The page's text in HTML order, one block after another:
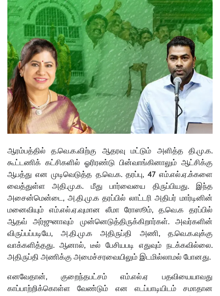
ஆரம்பத்தில் த.வெ.க.விற்கு ஆதரவு மட்டும் அளித்த தி.மு.க.
கூட்டணிக் கட்சிகளில் ஓரிரண்டு பின்வாங்கினாலும் ஆட்சிக்கு
ஆபத்து என முடிவெடுத்த த.வெ.க. தரப்பு, 47எம்.எல்.ஏ.க்களை
வைத்துள்ள
அதி.மு.க. மீது பார்வையை திருப்பியது.இந்த
அசைன்மென்டை , அ.தி.மு.க தரப்பில் லாட்டரி அதிபர் மார்டினின்
மனைவியும்
எம்.எல்.ஏ.வுமான லீமா ரோஸூம்,த.வெ.க
தரப்பில்
ஆதவ்
அர்ஜுனாவும் முன்னெடுத்திருக்கிறார்கள்.அவர்களின்
விருப்பப்படியே, அ.தி.மு.க அதிருப்தி அணி, த.வெ.க.வுக்கு
வாக்களித்தது. ஆனால், டீல் பேசியபடி எதுவும் நடக்கவில்லை.
அதிருப்தி அணிக்கு அமைச்சரவையிலும் இடமில்லாமல் போனது.
எனவேதான், குறைந்தபட்சம் எம்.எல்.ஏ
பதவியையாவது
காப்பாற்றிக்கொள்ள
வேண்டும் என எடப்பாடியிடம்
சமாதான